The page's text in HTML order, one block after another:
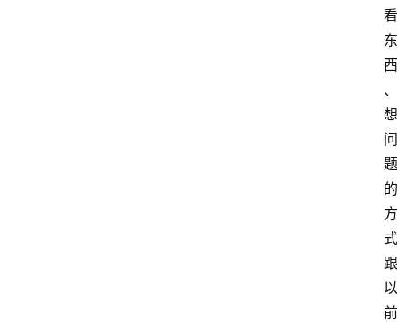
看
东
西
、
想
问
题
的
方
式
跟
以
前